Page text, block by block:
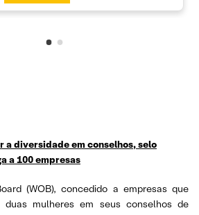
a diversidade em conselhos, selo
a 100 empresas
(WOB), concedido a empresas que
duas mulheres em seus conselhos de